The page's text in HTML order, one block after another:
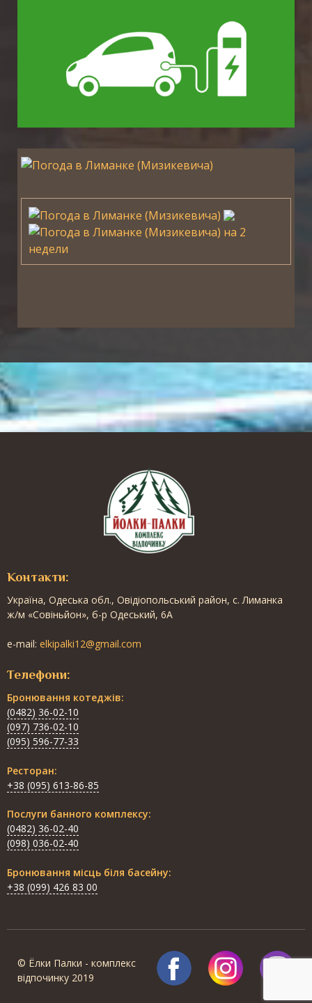
Контакти:
Українa, Одеська обл., Овідіопольський район, с. Лиманка
ж/м «Совіньйон», б-р Одеський, 6А
e-mail: elkipalki12@gmail.com
Телефони:
Бронювання котеджів:
(0482) 36-02-10
(097) 736-02-10
(095) 596-77-33
Ресторан:
+38 (095) 613-86-85
Послуги банного комплексу:
(0482) 36-02-40
(098) 036-02-40
Бронювання місць біля басейну:
+38 (099) 426 83 00
© Ёлки Палки - комплекс
відпочинку 2019